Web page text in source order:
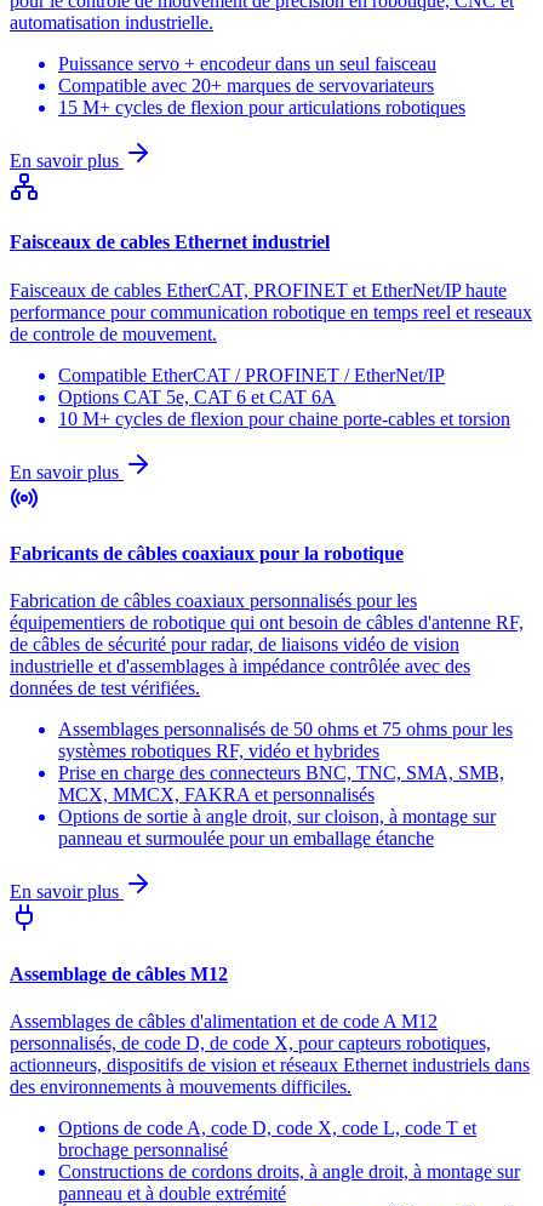
automatisation industrielle.
Puissance servo + encodeur dans un seul faisceau
Compatible avec 20+ marques de servovariateurs
15 M+ cycles de flexion pour articulations robotiques
En savoir plus
Faisceaux de cables Ethernet industriel
Faisceaux de cables EtherCAT, PROFINET et EtherNet/IP haute
performance pour communication robotique en temps reel et reseaux
de controle de mouvement.
Compatible EtherCAT / PROFINET / EtherNet/IP
Options CAT 5e, CAT 6 et CAT 6A
10 M+ cycles de flexion pour chaine porte-cables et torsion
En savoir plus
Fabricants de câbles coaxiaux pour la robotique
Fabrication de câbles coaxiaux personnalisés pour les
équipementiers de robotique qui ont besoin de câbles d'antenne RF,
de câbles de sécurité pour radar, de liaisons vidéo de vision
industrielle et d'assemblages à impédance contrôlée avec des
données de test vérifiées.
Assemblages personnalisés de 50 ohms et 75 ohms pour les
systèmes robotiques RF, vidéo et hybrides
Prise en charge des connecteurs BNC, TNC, SMA, SMB,
MCX, MMCX, FAKRA et personnalisés
Options de sortie à angle droit, sur cloison, à montage sur
panneau et surmoulée pour un emballage étanche
En savoir plus
Assemblage de câbles M12
Assemblages de câbles d'alimentation et de code A M12
personnalisés, de code D, de code X, pour capteurs robotiques,
actionneurs, dispositifs de vision et réseaux Ethernet industriels dans
des environnements à mouvements difficiles.
Options de code A, code D, code X, code L, code T et
brochage personnalisé
Constructions de cordons droits, à angle droit, à montage sur
panneau et à double extrémité